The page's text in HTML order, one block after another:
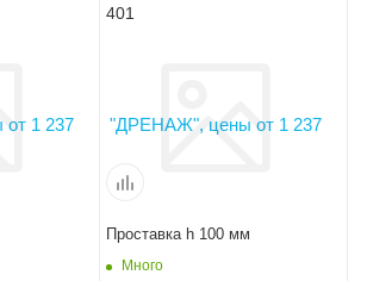
401
Проставка h 100 мм
Много